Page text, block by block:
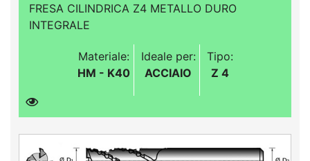
FRESA CILINDRICA Z4 METALLO DURO
INTEGRALE
Materiale:
HM - K40
Ideale per:
ACCIAIO
Tipo:
Z 4